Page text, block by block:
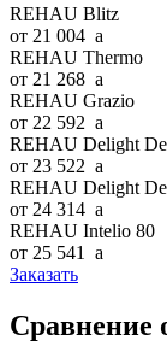
REHAU Blitz
от 21 004 a
REHAU Thermo
от 21 268 a
REHAU Grazio
от 22 592 a
REHAU Delight
от 23 522 a
REHAU Delight
от 24 314 a
REHAU Intelio 80
от 25 541 a
Заказать
Сравнение